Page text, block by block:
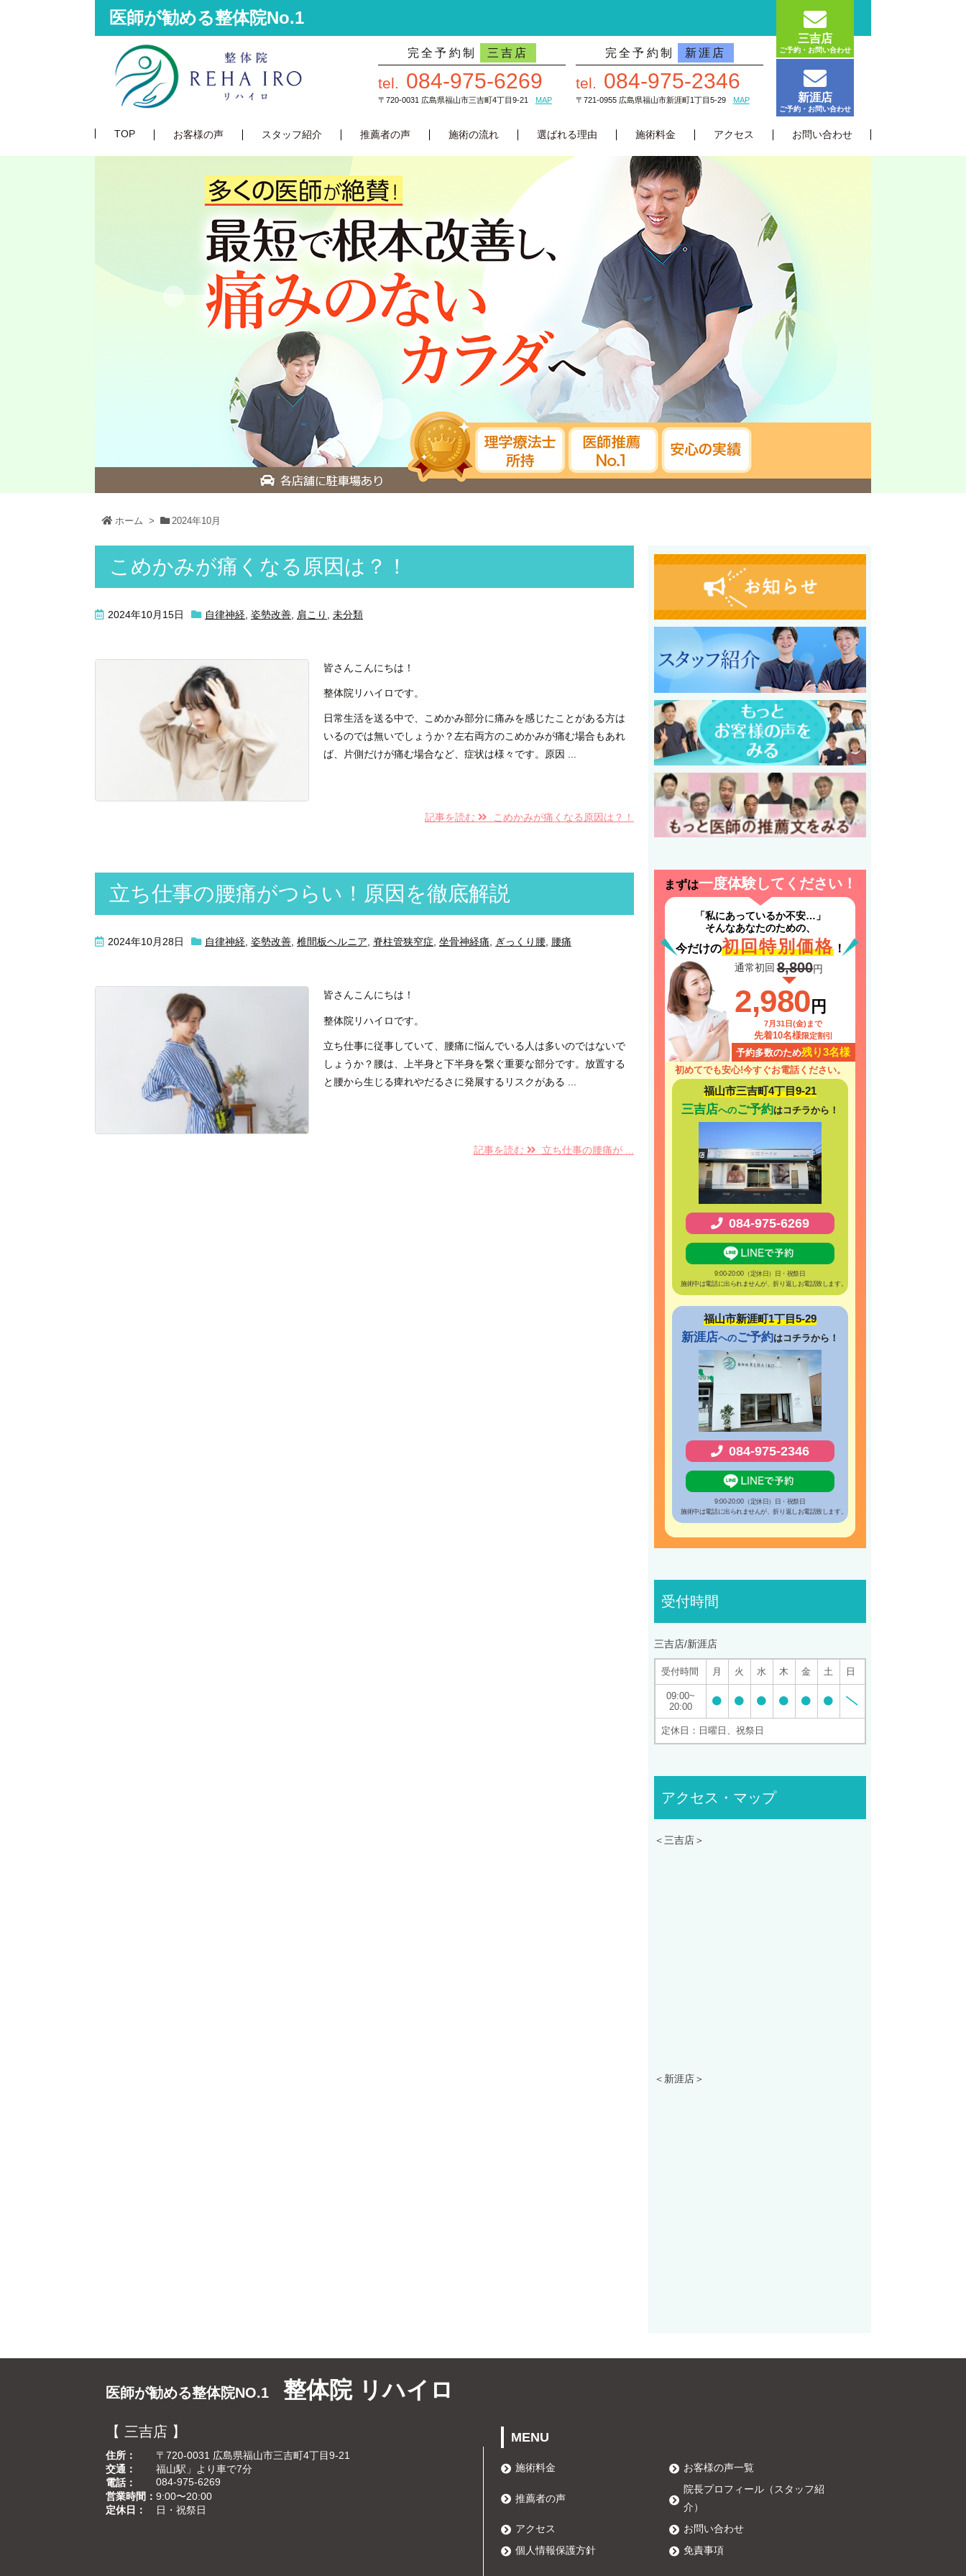
医師が勧める整体院No.1
三吉店
ご予約・お問い合わせ
新涯店
ご予約・お問い合わせ
完全予約制 三吉店
tel. 084-975-6269
〒720-0031 広島県福山市三吉町4丁目9-21 MAP
完全予約制 新涯店
tel. 084-975-2346
〒721-0955 広島県福山市新涯町1丁目5-29 MAP
TOP お客様の声 スタッフ紹介 推薦者の声 施術の流れ 選ばれる理由 施術料金 アクセス お問い合わせ
ホーム > 2024年10月
こめかみが痛くなる原因は？！
2024年10月15日 自律神経 姿勢改善 肩こり 未分類
皆さんこんにちは！
整体院リハイロです。
日常生活を送る中で、こめかみ部分に痛みを感じたことがある方は
いるのでは無いでしょうか？左右両方のこめかみが痛む場合もあれ
ば、片側だけが痛む場合など、症状は様々です。原因 ...
記事を読む こめかみが痛くなる原因は？！
立ち仕事の腰痛がつらい！原因を徹底解説
2024年10月28日 自律神経, 姿勢改善, 椎間板ヘルニア, 脊柱管狭窄症, 坐骨神経痛, ぎっくり腰, 腰痛
皆さんこんにちは！
整体院リハイロです。
立ち仕事に従事していて、腰痛に悩んでいる人は多いのではないで
しょうか？腰は、上半身と下半身を繋ぐ重要な部分です。放置する
と腰から生じる痺れやだるさに発展するリスクがある ...
記事を読む 立ち仕事の腰痛が ...
まずは一度体験してください！
「私にあっているか不安…」
そんなあなたのための、
今だけの初回特別価格！
通常初回 8,800円
2,980 円
7月31日(金)まで
先着10名様限定割引
予約多数のため残り3名様
初めてでも安心!今すぐお電話ください。
福山市三吉町4丁目9-21
三吉店へのご予約はコチラから！
084-975-6269
9:00-20:00（定休日）日・祝祭日
施術中は電話に出られませんが、折り返しお電話致します。
福山市新涯町1丁目5-29
新涯店へのご予約はコチラから！
084-975-2346
9:00-20:00（定休日）日・祝祭日
施術中は電話に出られませんが、折り返しお電話致します。
受付時間
三吉店/新涯店
受付時間 月 火 水 木 金 土 日
09:00
20:00
定休日：日曜日、祝祭日
アクセス・マップ
＜三吉店＞
＜新涯店＞
医師が勧める整体院NO.1 整体院 リハイロ
【 三吉店 】
住所
〒720-0031 広島県福山市三吉町4丁目9-21
交通
福山駅」より車で7分
電話
084-975-6269
営業時間
9:00〜20:00
定休日
日・祝祭日
MENU
施術料金 お客様の声一覧
推薦者の声
院長プロフィール（スタッフ紹
介）
アクセス
お問い合わせ
個人情報保護方針
免責事項